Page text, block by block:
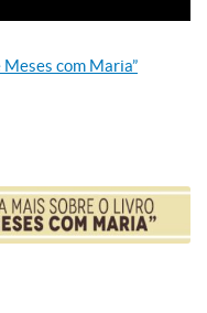
Meses com Maria”